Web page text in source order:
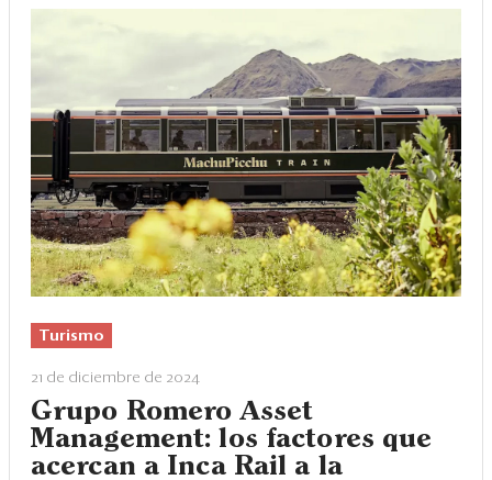
Turismo
21 de diciembre de 2024
Grupo Romero Asset
Management: los factores que
acercan a Inca Rail a la